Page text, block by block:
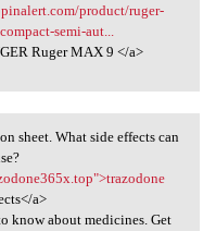
product/ruger-
semi-aut...
Ruger MAX 9 </a>
sheet.
sheet. What side effects can
a>
know about medicines. Get